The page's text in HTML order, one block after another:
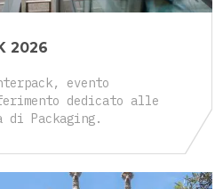
2026
evento
dedicato alle
Packaging.